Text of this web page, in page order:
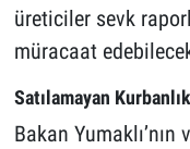
üreticiler sevk
müracaat
Satılamayan
Bakan